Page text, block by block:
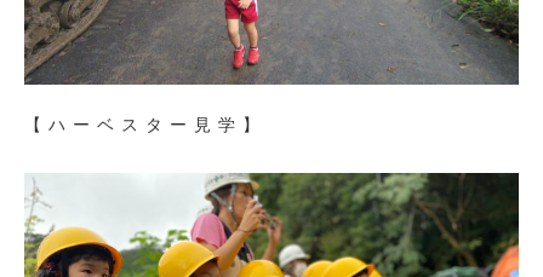
【ハーベスター見学】